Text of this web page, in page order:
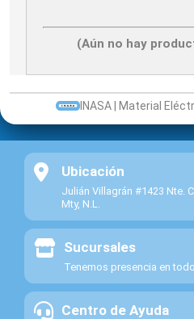
(Aún no hay
INASA | Material
Ubicación
Julián Villagrán #1423 Nte.
Mty, N.L.
Sucursales
Tenemos presencia en
Centro de Ayuda